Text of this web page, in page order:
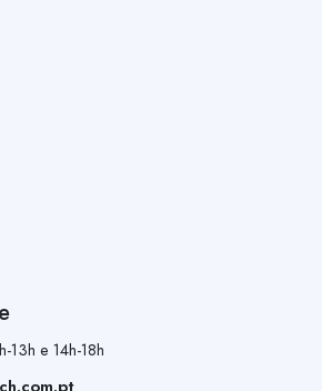
13h e 14h-18h